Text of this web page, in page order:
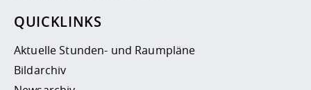
QUICKLINKS
Aktuelle Stunden- und Raumpläne
Bildarchiv